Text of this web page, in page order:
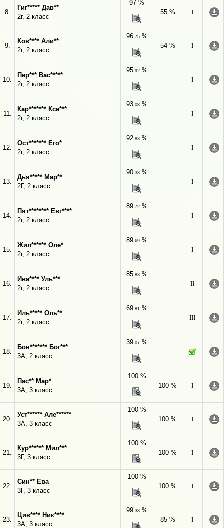
8.
Гиг***** Дав**
2г, 2 класс
97 %
55 %
I
9.
Ков**** Али**
2г, 2 класс
96,75%
54 %
I
10.
Пер*** Вас*****
2г, 2 класс
95,92%
-
I
11.
Кар******* Ксе***
2г, 2 класс
93,08%
-
I
12.
Ост******* Его*
2г, 2 класс
92,83%
-
I
13.
Дья***** Мар**
2Г, 2 класс
90,33%
-
I
14.
Пят******** Евг****
2г, 2 класс
89,72%
-
I
15.
Жил****** Оле*
2г, 2 класс
89,69%
-
I
16.
Ива**** Уль***
2г, 2 класс
85,83%
-
II
17.
Иль***** Оль**
2г, 2 класс
69,81%
-
III
18.
Бон******* Бог***
3А, 2 класс
39,07%
-
19.
Пас** Мар*
3А, 3 класс
100 %
100 %
I
20.
Уст****** Але******
3А, 3 класс
100 %
100 %
I
21.
Кур****** Мил***
3Г, 3 класс
100 %
100 %
I
22.
Син** Ева
3Г, 3 класс
100 %
100 %
I
23.
Цив**** Ник****
3А, 3 класс
99,38%
85 %
I